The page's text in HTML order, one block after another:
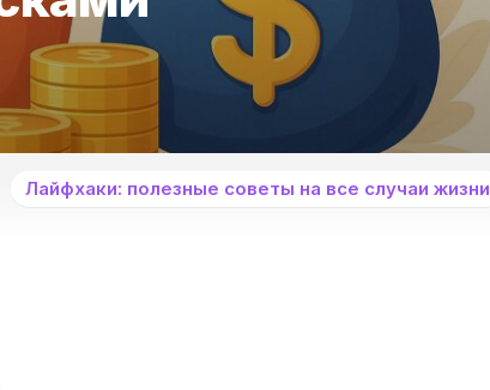
Лайфхаки: полезные советы на все случаи жизни